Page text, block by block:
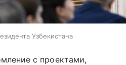
Узбекистана
с проектами,